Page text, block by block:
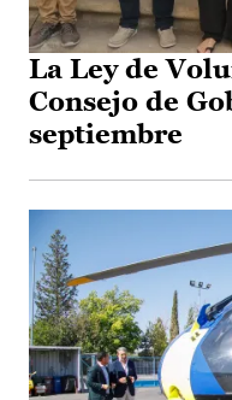
La Ley de
Consejo de
septiembre